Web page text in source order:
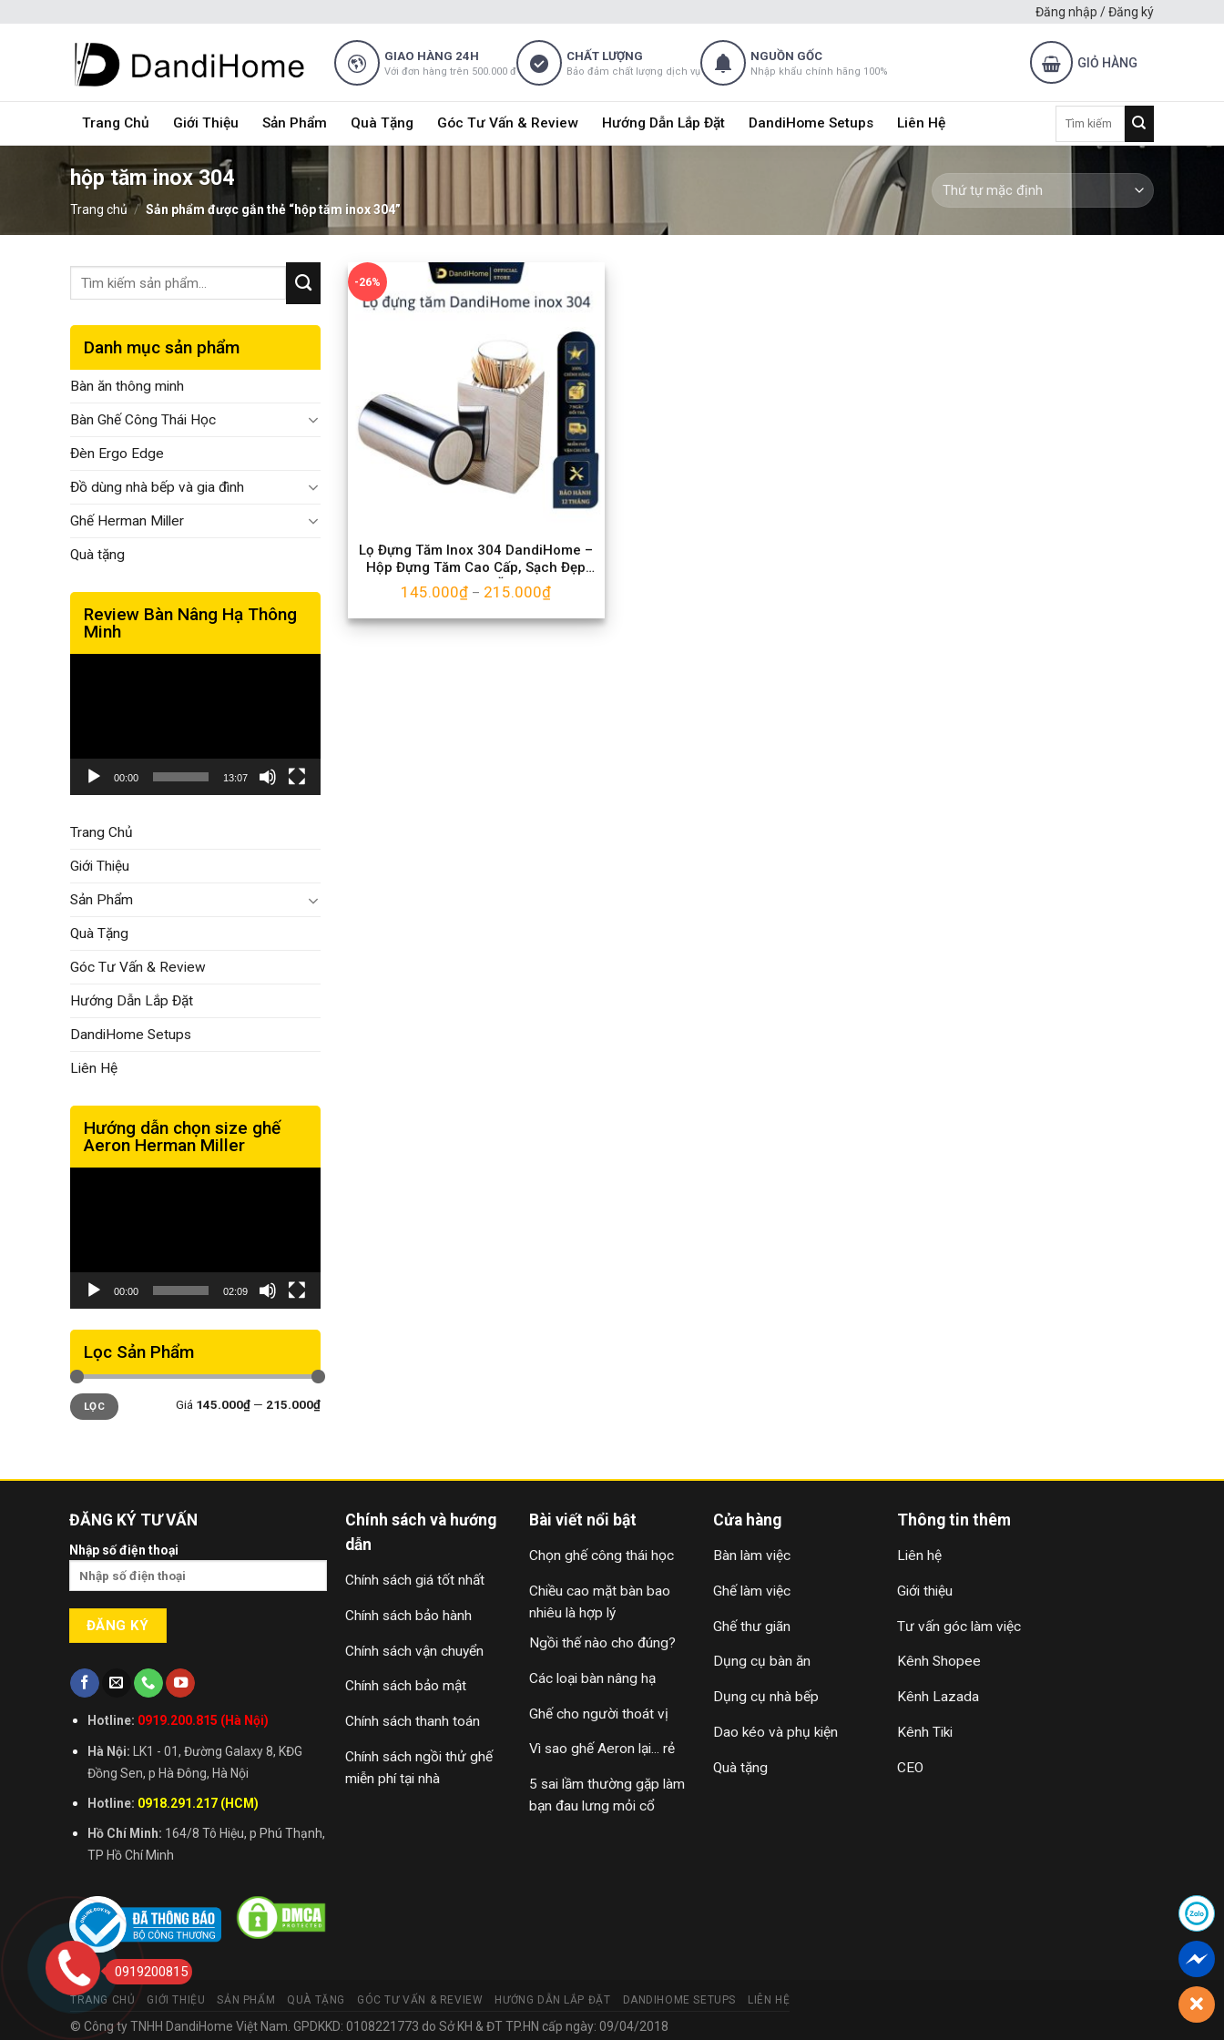
Đăng nhập / Đăng ký
GIAO HÀNG 24H
Với đơn hàng trên 500.000 đ
CHẤT LƯỢNG
Bảo đảm chất lượng dịch vụ
NGUỒN GỐC
Nhập khẩu chính hãng 100%
GIỎ HÀNG
Trang Chủ Giới Thiệu Sản Phẩm Quà Tặng Góc Tư Vấn & Review Hướng Dẫn Lắp Đặt DandiHome Setups Liên Hệ
kiếm:
hộp tăm inox 304
Trang chủ / Sản phẩm được gắn thẻ “hộp tăm inox 304”
Danh mục sản phẩm
Bàn ăn thông minh
Bàn Ghế Công Thái Học
Đèn Ergo Edge
Đồ dùng nhà bếp và gia đình
Ghế Herman Miller
Quà tặng
Review Bàn Nâng Hạ Thông
Minh
00:00 13:07
Trang Chủ
Giới Thiệu
Sản Phẩm
Quà Tặng
Góc Tư Vấn & Review
Hướng Dẫn Lắp Đặt
DandiHome Setups
Liên Hệ
Hướng dẫn chọn size ghế
Aeron Herman Miller
00:00 02:09
Lọc Sản Phẩm
Giá
thấp
nhất
Giá
cao
nhất
LỌC Giá 145.000₫ — 215.000₫
-26%
Lọ Đựng Tăm Inox 304 DandiHome –
Hộp Đựng Tăm Cao Cấp, Sạch Đẹp
Cho Bàn Ăn
145.000₫ – 215.000₫
ĐĂNG KÝ TƯ VẤN
Nhập số điện thoại
Hotline: 0919.200.815 (Hà Nội)
Hà Nội: LK1 - 01, Đường Galaxy 8, KĐG
Đồng Sen, p Hà Đông, Hà Nội
Hotline: 0918.291.217 (HCM)
Hồ Chí Minh: 164/8 Tô Hiệu, p Phú Thạnh,
TP Hồ Chí Minh
Chính sách và hướng
dẫn
Chính sách giá tốt nhất
Chính sách bảo hành
Chính sách vận chuyển
Chính sách bảo mật
Chính sách thanh toán
Chính sách ngồi thử ghế
miễn phí tại nhà
Bài viết nổi bật
Chọn ghế công thái học
Chiều cao mặt bàn bao
nhiêu là hợp lý
Ngồi thế nào cho đúng?
Các loại bàn nâng hạ
Ghế cho người thoát vị
Vì sao ghế Aeron lại... rẻ
5 sai lầm thường gặp làm
bạn đau lưng mỏi cổ
Cửa hàng
Bàn làm việc
Ghế làm việc
Ghế thư giãn
Dụng cụ bàn ăn
Dụng cụ nhà bếp
Dao kéo và phụ kiện
Quà tặng
Thông tin thêm
Liên hệ
Giới thiệu
Tư vấn góc làm việc
Kênh Shopee
Kênh Lazada
Kênh Tiki
CEO
TRANG CHỦ GIỚI THIỆU SẢN PHẨM QUÀ TẶNG GÓC TƯ VẤN & REVIEW HƯỚNG DẪN LẮP ĐẶT DANDIHOME SETUPS LIÊN HỆ
© Công ty TNHH DandiHome Việt Nam. GPDKKD: 0108221773 do Sở KH & ĐT TP.HN cấp ngày: 09/04/2018
0919200815